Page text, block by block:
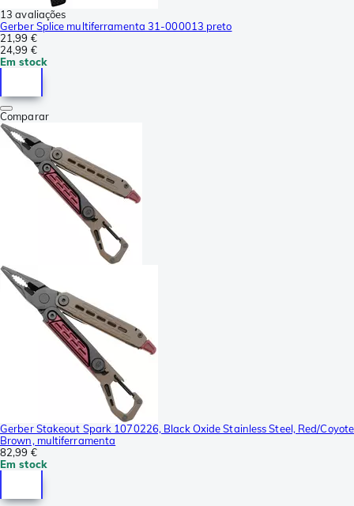
13 avaliações
Gerber Splice multiferramenta 31-000013 preto
21,99 €
24,99 €
Em stock
Comparar
Gerber Stakeout Spark 1070226, Black Oxide Stainless Steel, Red/Coyote
Brown, multiferramenta
82,99 €
Em stock